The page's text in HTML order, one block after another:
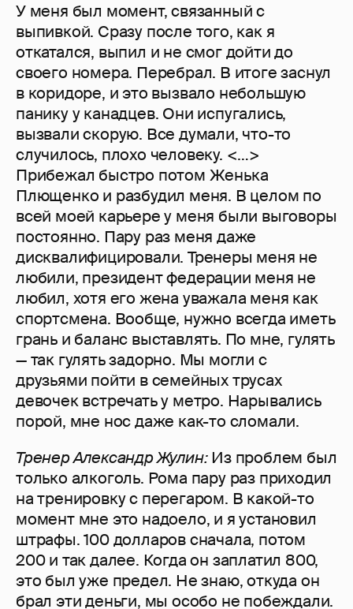
У меня был момент, связанный с
выпивкой. Сразу после того, как я
откатался, выпил и не смог дойти до
своего номера. Перебрал. В итоге заснул
в коридоре, и это вызвало небольшую
панику у канадцев. Они испугались,
вызвали скорую. Все думали, что-то
случилось, плохо человеку. <…>
Прибежал быстро потом Женька
Плющенко и разбудил меня. В целом по
всей моей карьере у меня были выговоры
постоянно. Пару раз меня даже
дисквалифицировали. Тренеры меня не
любили, президент федерации меня не
любил, хотя его жена уважала меня как
спортсмена. Вообще, нужно всегда иметь
грань и баланс выставлять. По мне, гулять
— так гулять задорно. Мы могли с
друзьями пойти в семейных трусах
девочек встречать у метро. Нарывались
порой, мне нос даже как-то сломали.
Тренер Александр Жулин:Из проблем был
только алкоголь. Рома пару раз приходил
на тренировку с перегаром. В какой-то
момент мне это надоело, и я установил
штрафы. 100 долларов сначала, потом
200 и так далее. Когда он заплатил 800,
это был уже предел. Не знаю, откуда он
брал эти деньги, мы особо не побеждали.